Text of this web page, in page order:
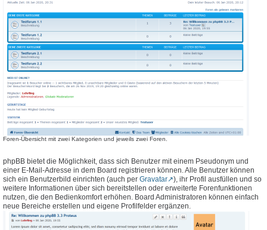
Foren-Übersicht mit zwei Kategorien und jeweils zwei Foren.
phpBB bietet die Möglichkeit, dass sich Benutzer mit einem Pseudonym und
einer E-Mail-Adresse in dem Board registrieren können. Alle Benutzer können
sich ein Benutzerbild einrichten (auch per Gravatar
), ihr Profil ausfüllen und so
weitere Informationen über sich bereitstellen oder erweiterte Forenfunktionen
nutzen, die den Bedienkomfort erhöhen. Board Administratoren können einfach
neue Bereiche erstellen und eigene Profilfelder ergänzen.